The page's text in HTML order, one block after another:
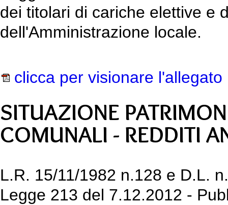
dei titolari di cariche elettive e
dell'Amministrazione locale.
clicca per visionare l'allegato
SITUAZIONE
COMUNALI - REDDITI
L.R. 15/11/1982 n.128 e D.L.
Legge 213 del 7.12.2012 -